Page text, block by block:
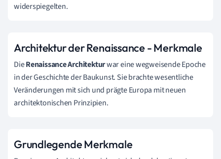
widerspiegelten.
Architektur der Renaissance - Merkmale
DieRenaissance Architekturwar eine wegweisende Epoche
in der Geschichte der Baukunst. Sie brachte wesentliche
Veränderungen mit sich und prägte Europa mit neuen
architektonischen Prinzipien.
Grundlegende Merkmale